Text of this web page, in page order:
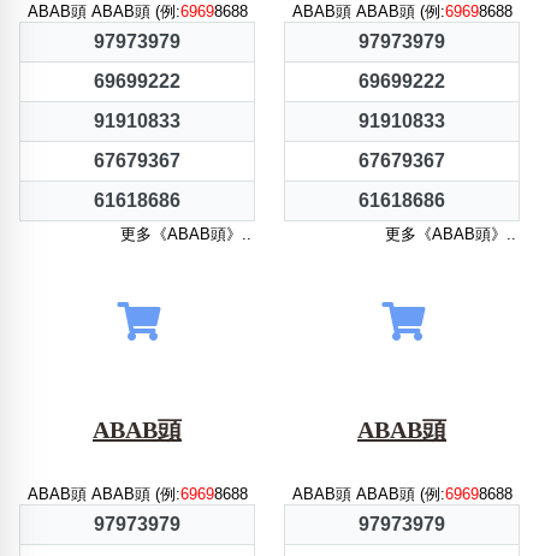
ABAB頭 ABAB頭 (例:69698688
97973979
69699222
91910833
67679367
61618686
更多《ABAB頭》..
ABAB頭 ABAB頭 (例:69698688
97973979
69699222
91910833
67679367
61618686
更多《ABAB頭》..
ABAB頭
ABAB頭 ABAB頭 (例:69698688
97973979
ABAB頭
ABAB頭 ABAB頭 (例:69698688
97973979